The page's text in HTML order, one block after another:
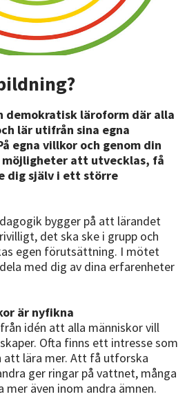
demokratisk läroform där alla
lär utifrån sina egna
egna villkor och genom din
möjligheter att utvecklas, få
dig själv i ett större
bygger på att lärandet
det ska ske i grupp och
egen förutsättning. I mötet
med dig av dina erfarenheter
är nyfikna
idén att alla människor vill
Ofta finns ett intresse som
att lära mer. Att få utforska
ger ringar på vattnet, många
mer även inom andra ämnen.